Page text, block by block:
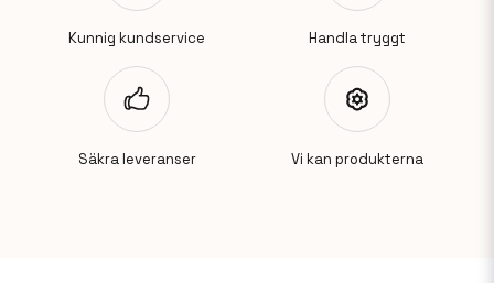
Kunnig kundservice Handla tryggt
Säkra leveranser Vi kan produkterna